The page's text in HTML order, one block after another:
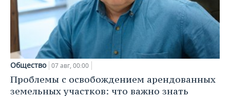
Общество 07 авг, 00:00
Проблемы с освобождением арендованных
земельных участков: что важно знать